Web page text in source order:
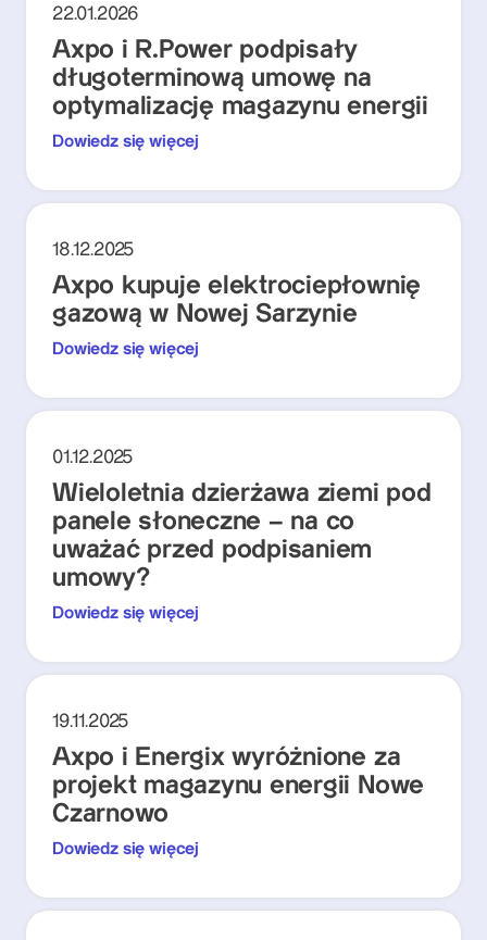
22.01.2026
Axpo i R.Power podpisały
długoterminową umowę na
optymalizację magazynu energii
Dowiedz się więcej
18.12.2025
Axpo kupuje elektrociepłownię
gazową w Nowej Sarzynie
Dowiedz się więcej
01.12.2025
Wieloletnia dzierżawa ziemi pod
panele słoneczne – na co
uważać przed podpisaniem
umowy?
Dowiedz się więcej
19.11.2025
Axpo i Energix wyróżnione za
projekt magazynu energii Nowe
Czarnowo
Dowiedz się więcej